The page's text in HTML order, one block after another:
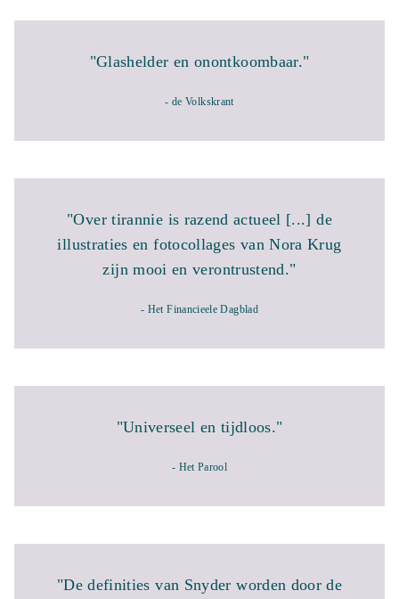
"Glashelder en onontkoombaar."
- de Volkskrant
"Over tirannie is razend actueel [...] de
illustraties en fotocollages van Nora Krug
zijn mooi en verontrustend."
- Het Financieele Dagblad
"Universeel en tijdloos."
- Het Parool
"De definities van Snyder worden door de